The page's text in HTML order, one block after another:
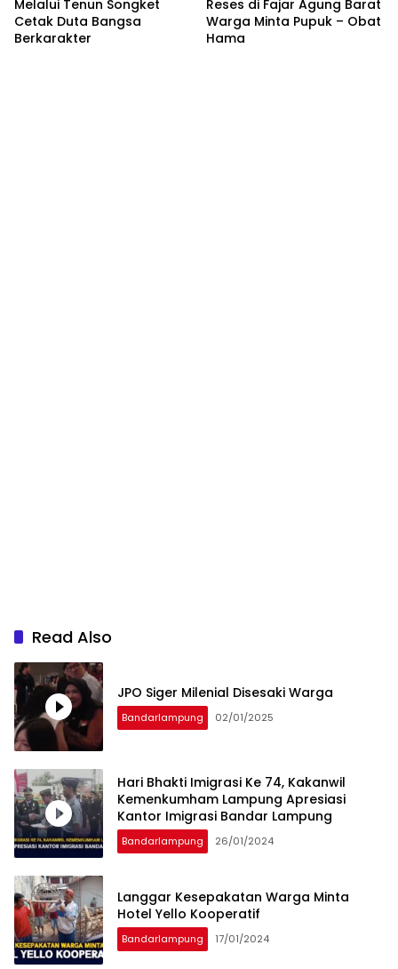
Melalui Tenun Songket
Cetak Duta Bangsa
Berkarakter
Reses di Fajar Agung Barat
Warga Minta Pupuk – Obat
Hama
Read Also
JPO Siger Milenial Disesaki Warga
Bandarlampung 02/01/2025
Hari Bhakti Imigrasi Ke 74, Kakanwil
Kemenkumham Lampung Apresiasi
Kantor Imigrasi Bandar Lampung
Bandarlampung 26/01/2024
Langgar Kesepakatan Warga Minta
Hotel Yello Kooperatif
Bandarlampung 17/01/2024